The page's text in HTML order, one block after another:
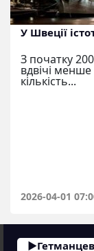
У Швеції
З початку
вдвічі
кількість...
2026-04-01